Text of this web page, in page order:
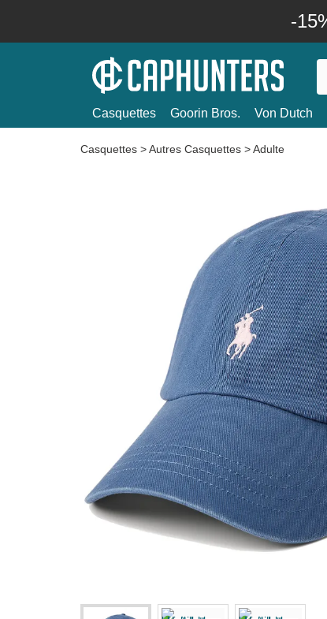
-
Casquettes Goorin Bros. Von Dutch
Casquettes >Autres Casquettes >Adulte